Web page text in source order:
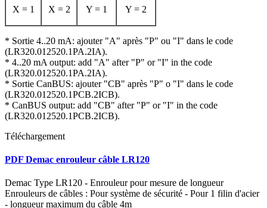
X = 1 X = 2 Y = 1 Y = 2
* Sortie 4..20 mA: ajouter "A" après "P" ou "I" dans le code
(LR320.012520.1PA.2IA).
* 4..20 mA output: add "A" after "P" or "I" in the code
(LR320.012520.1PA.2IA).
* Sortie CanBUS: ajouter "CB" après "P" o "I" dans le code
(LR320.012520.1PCB.2ICB).
* CanBUS output: add "CB" after "P" or "I" in the code
(LR320.012520.1PCB.2ICB).
Téléchargement
PDF Demac enrouleur câble LR120
Demac Type LR120 - Enrouleur pour mesure de longueur
Enrouleurs de câbles : Pour système de sécurité - Pour 1 filin d'acier
- longueur maximum du câble 4m